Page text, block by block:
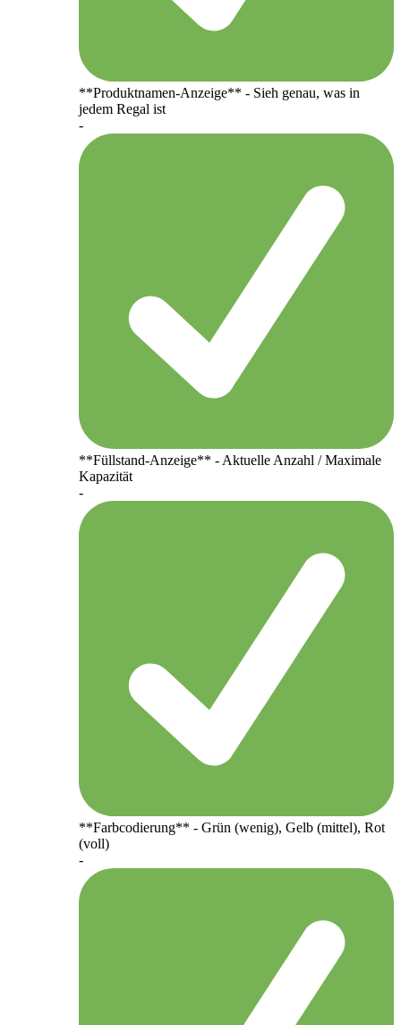
**Produktnamen-Anzeige** - Sieh genau, was in
jedem Regal ist
-
**Füllstand-Anzeige** - Aktuelle Anzahl / Maximale
Kapazität
-
**Farbcodierung** - Grün (wenig), Gelb (mittel), Rot
(voll)
-